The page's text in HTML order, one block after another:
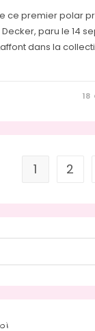
ce premier polar
paru le 14
dans la
18
1 2